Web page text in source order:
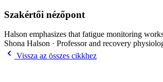
Szakértői nézőpont
Halson emphasizes that fatigue monitoring
Shona Halson · Professor and recovery
Vissza az összes cikkhez